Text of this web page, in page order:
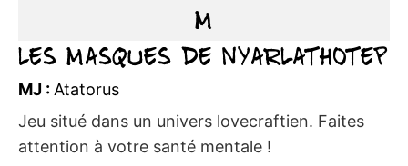
M
Les Masques de Nyarlathotep
MJ :Atatorus
Jeu situé dans un univers lovecraftien. Faites
attention à votre santé mentale !